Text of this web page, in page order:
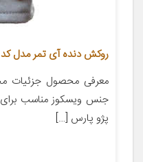
روکش دنده آی تمر مدل کد 449
پژو پارس […]